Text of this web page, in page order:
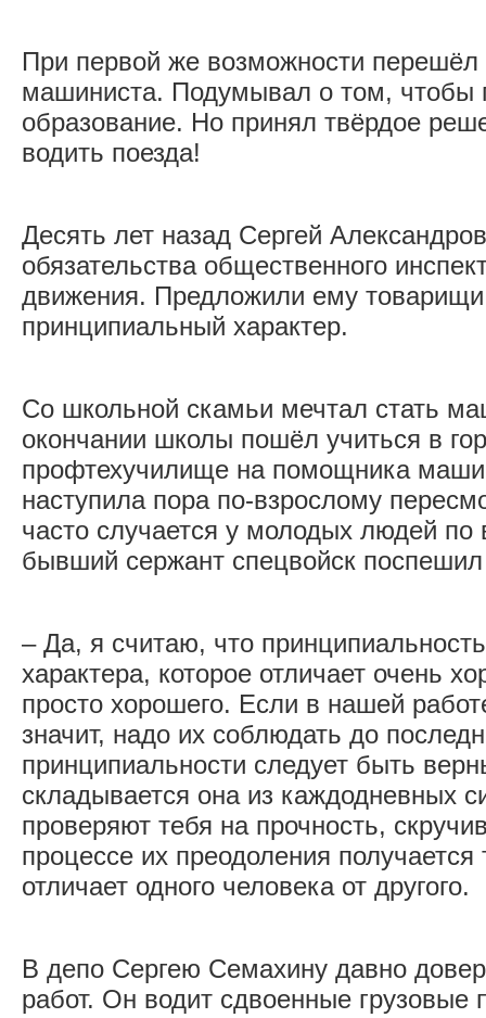
При первой же возможности перешёл
машиниста. Подумывал о том, чтобы
образование. Но принял твёрдое
водить поезда!
Десять лет назад Сергей
обязательства общественного
движения. Предложили ему товарищи
принципиальный характер.
Со школьной скамьи мечтал стать
окончании школы пошёл учиться в
профтехучилище на помощника
наступила пора по-взрослому
часто случается у молодых людей
бывший сержант спецвойск
– Да, я считаю, что
характера, которое отличает очень
просто хорошего. Если в нашей
значит, надо их соблюдать до
принципиальности следует быть
складывается она из каждодневных
проверяют тебя на прочность,
процессе их преодоления
отличает одного человека от другого.
В депо Сергею Семахину давно
работ. Он водит сдвоенные грузовые